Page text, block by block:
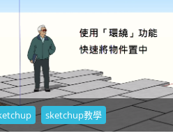
sketchup教學